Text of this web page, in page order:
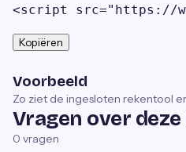
<script src="https://
Kopiëren
Voorbeeld
Zo ziet de ingesloten rekentool
Vragen over
0 vragen